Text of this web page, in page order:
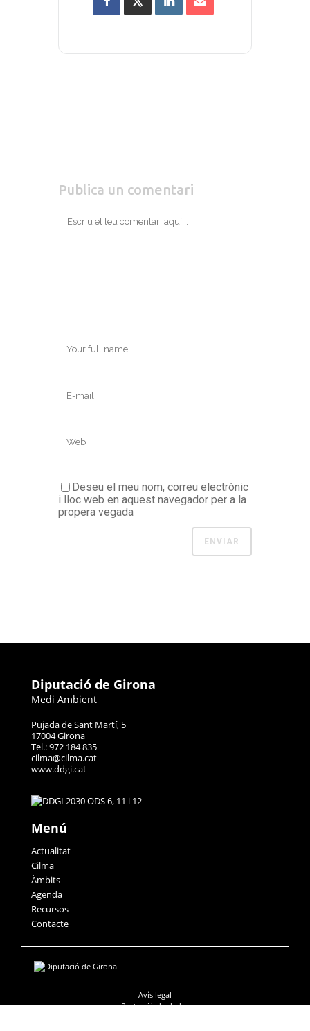
Publica un comentari
Deseu el meu nom, correu electrònic
i lloc web en aquest navegador per a la
propera vegada
Diputació de Girona
Medi Ambient
Pujada de Sant Martí, 5
17004 Girona
Tel.: 972 184 835
cilma@cilma.cat
www.ddgi.cat
Menú
Actualitat
Cilma
Àmbits
Agenda
Recursos
Contacte
Avís legal
Protecció de dades